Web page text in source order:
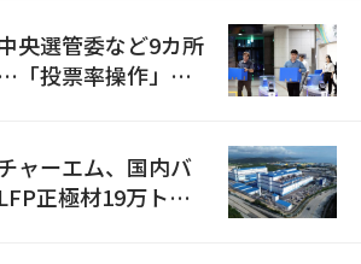
央選管委など9カ所
「投票率操作」の
ャーエム、国内バ
正極材19万トン